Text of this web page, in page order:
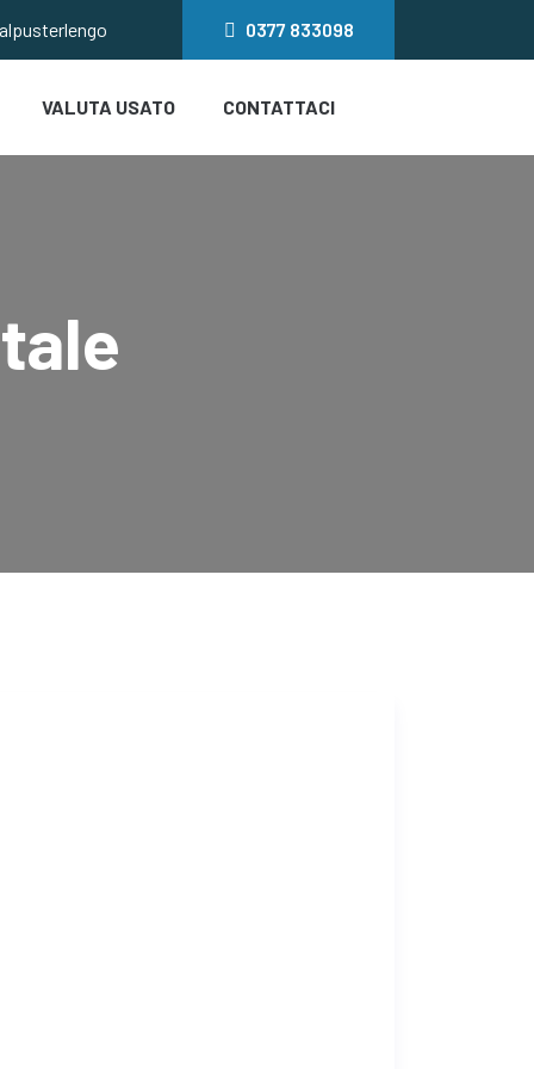
0377 833098
VALUTA USATO CONTATTACI